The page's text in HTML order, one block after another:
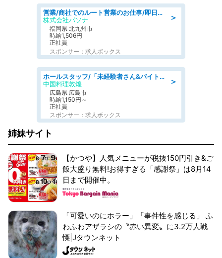
＞
営業/商社でのルート営業のお仕事/即日勤務可/車通勤可/営業
株式会社パソナ
福岡県 北九州市
時給1,506円
正社員
スポンサー：求人ボックス
＞
ホールスタッフ/「未経験者さん&バイトデビューも大歓迎」残業ほぼなし×1日3時間〜勤務OK!フォロー体制も充実/広島県/広島市南区
中国料理敦煌
広島県 広島市
時給1,150円～
正社員
スポンサー：求人ボックス
姉妹サイト
【かつや】人気メニューが税抜150円引き&ご
飯大盛り無料!お得すぎる「感謝祭」は8月14
日まで開催中。
「可愛いのにホラー」「事件性を感じる」 ふ
わふわアザラシの〝赤い異変〟に3.2万人戦
慄|Jタウンネット